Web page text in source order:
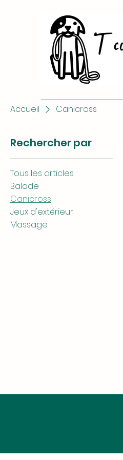
Accueil Canicross
Rechercher par
Tous les articles
Balade
Canicross
Jeux d'extérieur
Massage